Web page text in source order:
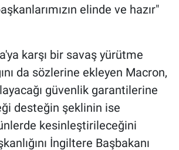
elinde ve hazır"
karşı bir savaş yürütme
da sözlerine ekleyen Macron,
güvenlik garantilerine
desteğin şeklinin ise
kesinleştirileceğini
İngiltere Başbakanı